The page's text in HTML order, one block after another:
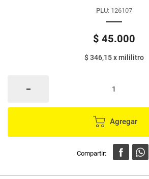
PLU: 126107
$ 45.000
$ 346,15xmililitro
Agregar